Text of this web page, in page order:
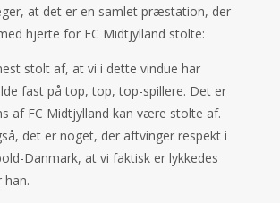
at det er en samlet præstation, der
hjerte for FC Midtjylland stolte:
stolt af, at vi i dette vindue har
fast på top, top, top-spillere. Det er
af FC Midtjylland kan være stolte af.
det er noget, der aftvinger respekt i
Danmark, at vi faktisk er lykkedes
han.